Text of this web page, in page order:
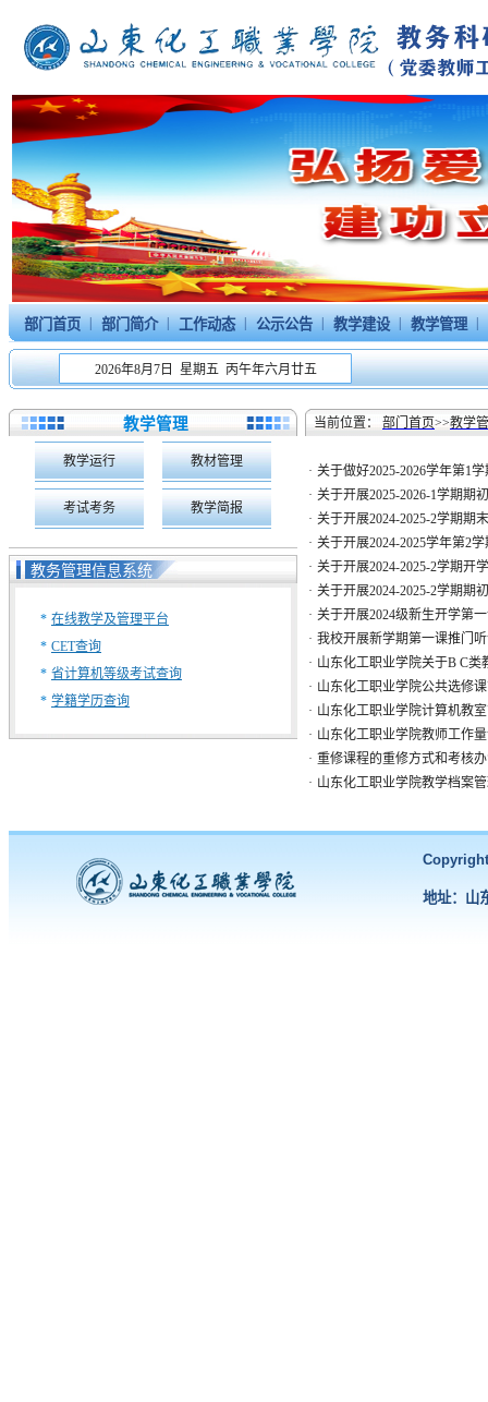
部门首页 | 部门简介 | 工作动态 | 公示公告 | 教学建设 | 教学管理 |
2026年8月7日 星期五 丙午年六月廿五
教学管理
教学运行 教材管理
考试考务 教学简报
教务管理信息系统
* 在线教学及管理平台
* CET查询
* 省计算机等级考试查询
* 学籍学历查询
当前位置： 部门首页>>教学
· 关于做好2025-2026学年第1
· 关于开展2025-2026-1学期期
· 关于开展2024-2025-2学期期
· 关于开展2024-2025学年第2
· 关于开展2024-2025-2学期开
· 关于开展2024-2025-2学期期
· 关于开展2024级新生开学第
· 我校开展新学期第一课推门
· 山东化工职业学院关于B C
· 山东化工职业学院公共选修
· 山东化工职业学院计算机教
· 山东化工职业学院教师工作
· 重修课程的重修方式和考核
· 山东化工职业学院教学档案
Copyright
地址：山